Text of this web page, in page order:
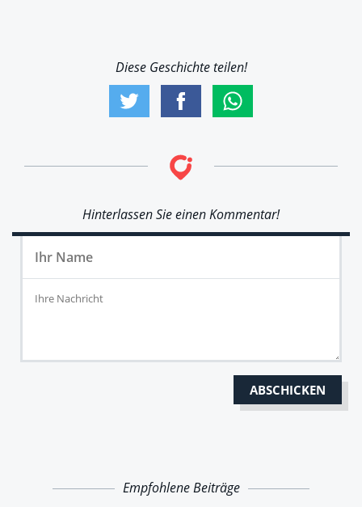
Diese Geschichte teilen!
Hinterlassen Sie einen Kommentar!
Empfohlene Beiträge